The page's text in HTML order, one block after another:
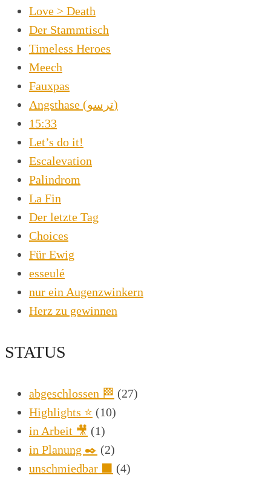
Love > Death
Der Stammtisch
Timeless Heroes
Meech
Fauxpas
Angsthase (ترسو)
15:33
Let’s do it!
Escalevation
Palindrom
La Fin
Der letzte Tag
Choices
Für Ewig
esseulé
nur ein Augenzwinkern
Herz zu gewinnen
STATUS
abgeschlossen 🏁 (27)
Highlights ⭐ (10)
in Arbeit 🎥 (1)
in Planung ✒️ (2)
unschmiedbar ⬛
(4)